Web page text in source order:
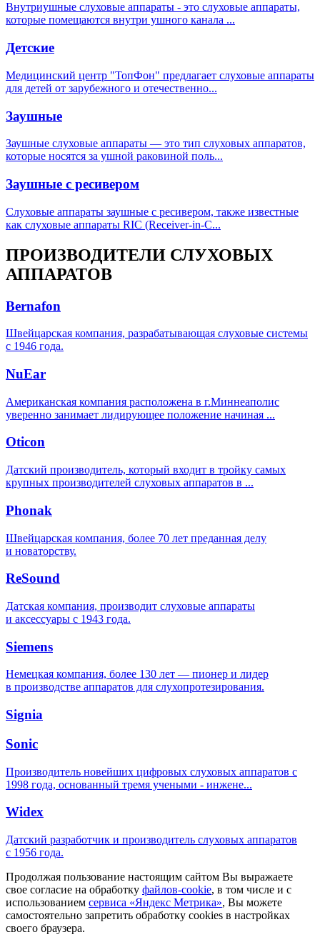
Внутриушные слуховые аппараты - это слуховые аппараты,
которые помещаются внутри ушного канала ...
Детские
Медицинский центр "ТопФон" предлагает слуховые аппараты
для детей от зарубежного и отечественно...
Заушные
Заушные слуховые аппараты — это тип слуховых аппаратов,
которые носятся за ушной раковиной поль...
Заушные с ресивером
Слуховые аппараты заушные с ресивером, также известные
как слуховые аппараты RIC (Receiver-in-C...
ПРОИЗВОДИТЕЛИ СЛУХОВЫХ
АППАРАТОВ
Bernafon
Швейцарская компания, разрабатывающая слуховые системы
с 1946 года.
NuEar
Американская компания расположена в г.Миннеаполис
уверенно занимает лидирующее положение начиная ...
Oticon
Датский производитель, который входит в тройку самых
крупных производителей слуховых аппаратов в ...
Phonak
Швейцарская компания, более 70 лет преданная делу
и новаторству.
ReSound
Датская компания, производит слуховые аппараты
и аксессуары с 1943 года.
Siemens
Немецкая компания, более 130 лет — пионер и лидер
в производстве аппаратов для слухопротезирования.
Signia
Sonic
Производитель новейших цифровых слуховых аппаратов с
1998 года, основанный тремя учеными - инжене...
Widex
Датский разработчик и производитель слуховых аппаратов
с 1956 года.
Продолжая пользование настоящим сайтом Вы выражаете
свое согласие на обработку файлов-cookie, в том числе и с
использованием сервиса «Яндекс Метрика», Вы можете
самостоятельно запретить обработку cookies в настройках
своего браузера.